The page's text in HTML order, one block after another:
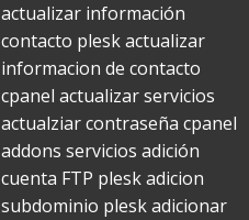
actualizar información
contacto pleskactualizar
informacion de contacto
cpanel actualizar servicios
actualziar contraseña cpanel
addons servicios adición
cuenta FTP pleskadicion
subdominio pleskadicionar